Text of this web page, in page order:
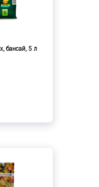
бансай, 5 л